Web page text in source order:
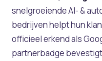
snelgroeiende AI- &
bedrijven helpt hun
officieel erkend als
partnerbadge